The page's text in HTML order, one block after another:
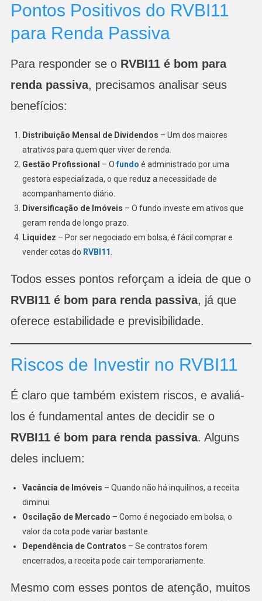
Pontos Positivos do RVBI11
para Renda Passiva
Para responder se o RVBI11 é bom para
renda passiva, precisamos analisar seus
benefícios:
Distribuição Mensal de Dividendos – Um dos maiores
atrativos para quem quer viver de renda.
Gestão Profissional – Ofundo é administrado por uma
gestora especializada, o que reduz a necessidade de
acompanhamento diário.
Diversificação de Imóveis – O fundo investe em ativos que
geram renda de longo prazo.
Liquidez – Por ser negociado em bolsa, é fácil comprar e
vender cotas do RVBI11
Todos esses pontos reforçam a ideia de que o
RVBI11 é bom para renda passiva, já que
oferece estabilidade e previsibilidade.
Riscos de Investir no RVBI11
É claro que também existem riscos, e avaliá-
los é fundamental antes de decidir se o
RVBI11 é bom para renda passiva. Alguns
deles incluem:
Vacância de Imóveis – Quando não há inquilinos, a receita
diminui.
Oscilação de Mercado – Como é negociado em bolsa, o
valor da cota pode variar bastante.
Dependência de Contratos – Se contratos forem
encerrados, a receita pode cair temporariamente.
Mesmo com esses pontos de atenção, muitos